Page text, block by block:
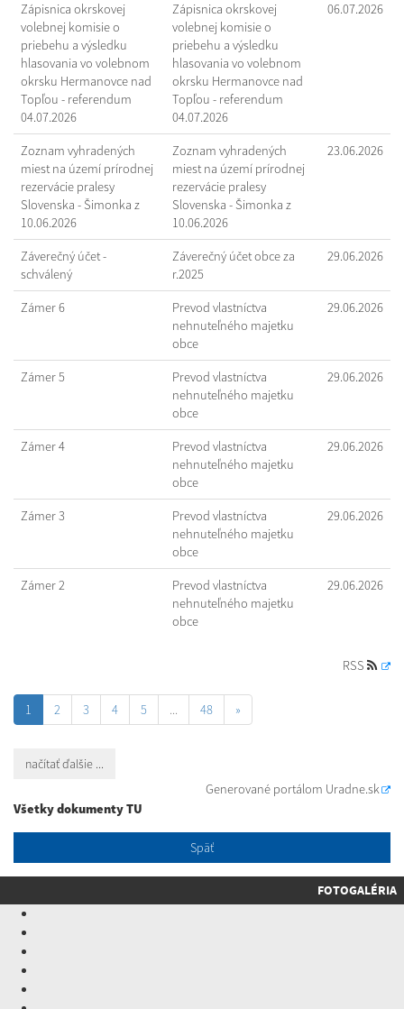
Zápisnica okrskovej
volebnej komisie o
priebehu a výsledku
hlasovania vo volebnom
okrsku Hermanovce nad
Topľou - referendum
04.07.2026
Zápisnica okrskovej
volebnej komisie o
priebehu a výsledku
hlasovania vo volebnom
okrsku Hermanovce nad
Topľou - referendum
04.07.2026
06.07.2026
Zoznam vyhradených
miest na území prírodnej
rezervácie pralesy
Slovenska - Šimonka z
10.06.2026
Zoznam vyhradených
miest na území prírodnej
rezervácie pralesy
Slovenska - Šimonka z
10.06.2026
23.06.2026
Záverečný účet -
schválený
Záverečný účet obce za
r.2025
29.06.2026
Zámer 6
Prevod vlastníctva
nehnuteľného majetku
obce
29.06.2026
Zámer 5
Prevod vlastníctva
nehnuteľného majetku
obce
29.06.2026
Zámer 4
Prevod vlastníctva
nehnuteľného majetku
obce
29.06.2026
Zámer 3
Prevod vlastníctva
nehnuteľného majetku
obce
29.06.2026
Zámer 2
Prevod vlastníctva
nehnuteľného majetku
obce
29.06.2026
RSS
1 2 3 4 5 ... 48 »
načítať ďalšie ...
Generované portálom Uradne.sk
Všetky dokumenty TU
Späť
FOTOGALÉRIA